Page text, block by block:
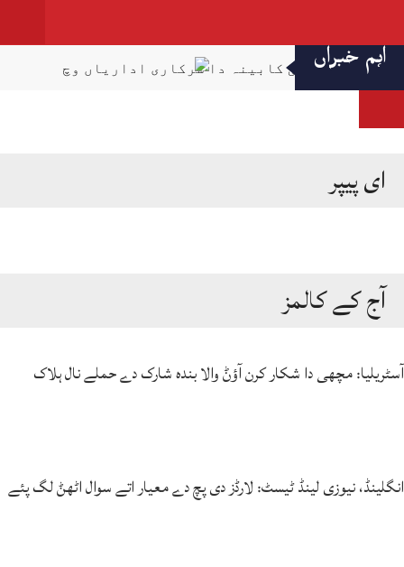
content
اہم خبراں
قائمہ کمیٹی کابینہ دا سرکاری اداریاں وچ
صحافت مقدس پیشہ، فیک نیوز دی روک تھام لازمی
سینیٹ کمیٹی دا کے پی ٹینڈرنگ بے قاعدگیاں اتے
کے فور منصوبہ رکاوٹاں دا شکار تے دیری نال
ای پیپر
آج کے کالمز
آسٹریلیا: مچھی دا شکار کرن آؤݨ والا بندہ شارک دے حملے نال ہلاک
انگلینڈ، نیوزی لینڈ ٹیسٹ: لارڈز دی پچ دے معیار اتے سوال اٹھݨ لگ پئے